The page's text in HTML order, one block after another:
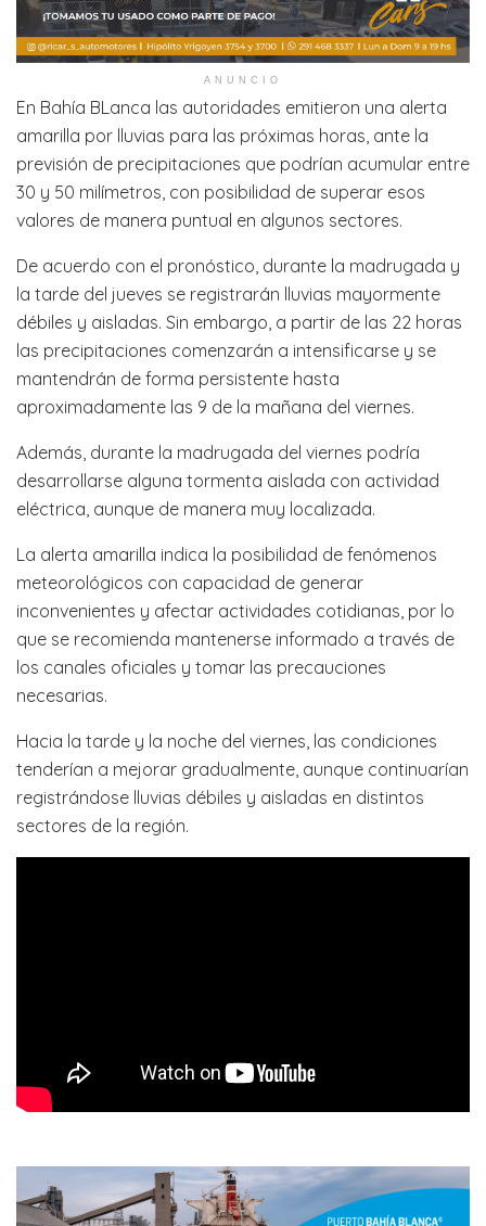
ANUNCIO
En Bahía BLanca las autoridades emitieron una alerta
amarilla por lluvias para las próximas horas, ante la
previsión de precipitaciones que podrían acumular entre
30 y 50 milímetros, con posibilidad de superar esos
valores de manera puntual en algunos sectores.
De acuerdo con el pronóstico, durante la madrugada y
la tarde del jueves se registrarán lluvias mayormente
débiles y aisladas. Sin embargo, a partir de las 22 horas
las precipitaciones comenzarán a intensificarse y se
mantendrán de forma persistente hasta
aproximadamente las 9 de la mañana del viernes.
Además, durante la madrugada del viernes podría
desarrollarse alguna tormenta aislada con actividad
eléctrica, aunque de manera muy localizada.
La alerta amarilla indica la posibilidad de fenómenos
meteorológicos con capacidad de generar
inconvenientes y afectar actividades cotidianas, por lo
que se recomienda mantenerse informado a través de
los canales oficiales y tomar las precauciones
necesarias.
Hacia la tarde y la noche del viernes, las condiciones
tenderían a mejorar gradualmente, aunque continuarían
registrándose lluvias débiles y aisladas en distintos
sectores de la región.